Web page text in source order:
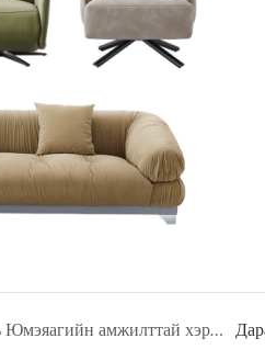
Шинэ Зеланд дахь Юмэяагийн амжилттай хэрэг, Пак Хайат Окленд